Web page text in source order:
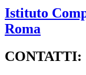
Istituto
Roma
CONTATTI: